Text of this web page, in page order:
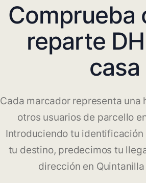
Comprueba
reparte
casa
Cada marcador representa una
otros usuarios de parcello
Introduciendo tu identificación
tu destino, predecimos tu
dirección en Quintanilla